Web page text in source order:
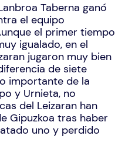
Taberna ganó
el equipo
el primer tiempo
igualado, en el
jugaron muy bien
de siete
importante de la
y Urnieta, no
del Leizaran han
Gipuzkoa tras haber
uno y perdido